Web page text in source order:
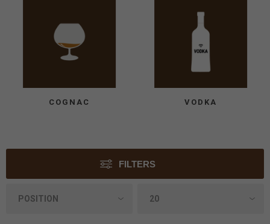
COGNAC VODKA
FILTERS